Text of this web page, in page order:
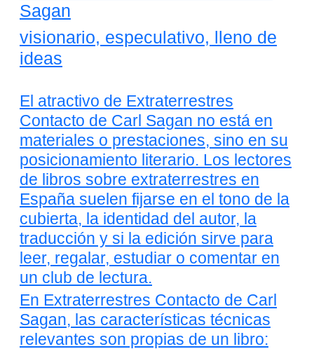
Sagan
visionario, especulativo, lleno de
ideas
El atractivo de Extraterrestres
Contacto de Carl Sagan no está en
materiales o prestaciones, sino en su
posicionamiento literario. Los lectores
de libros sobre extraterrestres en
España suelen fijarse en el tono de la
cubierta, la identidad del autor, la
traducción y si la edición sirve para
leer, regalar, estudiar o comentar en
un club de lectura.
En Extraterrestres Contacto de Carl
Sagan, las características técnicas
relevantes son propias de un libro: